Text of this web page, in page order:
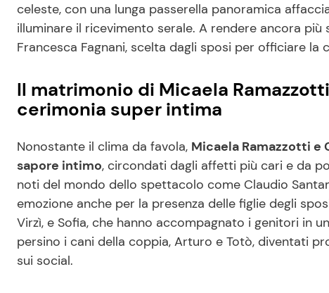
celeste, con una lunga passerella panoramica
illuminare il ricevimento serale. A rendere ancora
Francesca Fagnani, scelta dagli sposi per officiare la
Il matrimonio di Micaela
cerimonia super intima
Nonostante il clima da favola, Micaela Ramazzotti
sapore intimo, circondati dagli affetti più cari e da
noti del mondo dello spettacolo come Claudio
emozione anche per la presenza delle figlie degli
Virzì, e Sofia, che hanno accompagnato i genitori in
persino i cani della coppia, Arturo e Totò, diventati
sui social.